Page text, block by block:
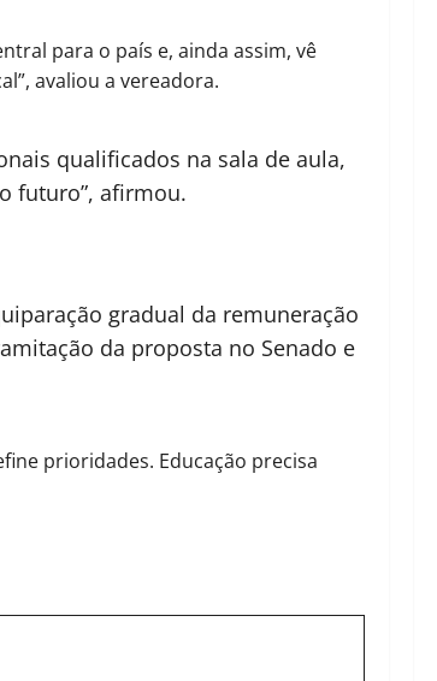
para o país e, ainda assim, vê
avaliou a vereadora.
qualificados na sala de aula,
futuro”, afirmou.
gradual da remuneração
da proposta no Senado e
prioridades. Educação precisa